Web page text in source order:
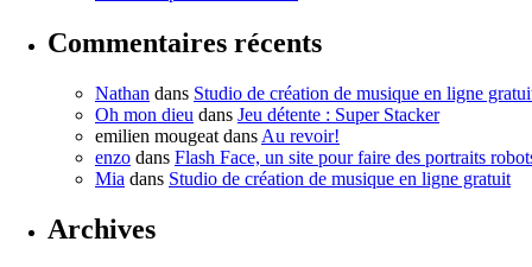
Commentaires récents
Nathan dans Studio de création de musique en ligne
Oh mon dieu dans Jeu détente : Super Stacker
emilien mougeat dans Au revoir!
enzo dans Flash Face, un site pour faire des portraits
Mia dans Studio de création de musique en ligne gratuit
Archives